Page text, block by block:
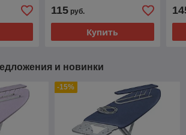
115руб.
Купить
и новинки
-15%